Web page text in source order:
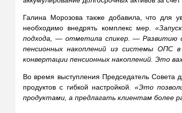
Галина Морозова также добавила, что для
необходимо внедрять комплекс мер.
подхода, — отметила спикер. — Развитию
пенсионных накоплений из системы ОПС
конвертации пенсионных накоплений. Это
Во время выступления Председатель Совета
продуктов с гибкой настройкой.«Это
продуктами, а предлагать клиентам более